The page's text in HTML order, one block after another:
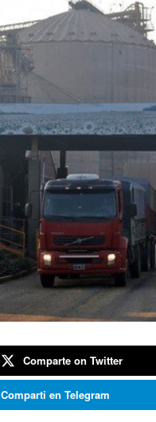
Comparte on Twitter
Comparti en Telegram